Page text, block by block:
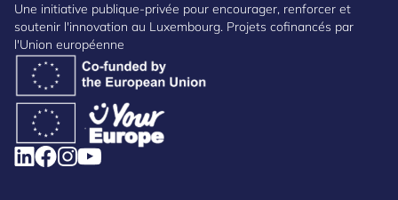
Une initiative publique-privée pour encourager, renforcer et
soutenir l'innovation au Luxembourg. Projets cofinancés par
l'Union européenne